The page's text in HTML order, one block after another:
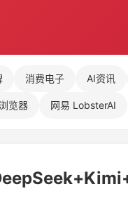
消费电子 AI资讯
览器 网易 LobsterAI